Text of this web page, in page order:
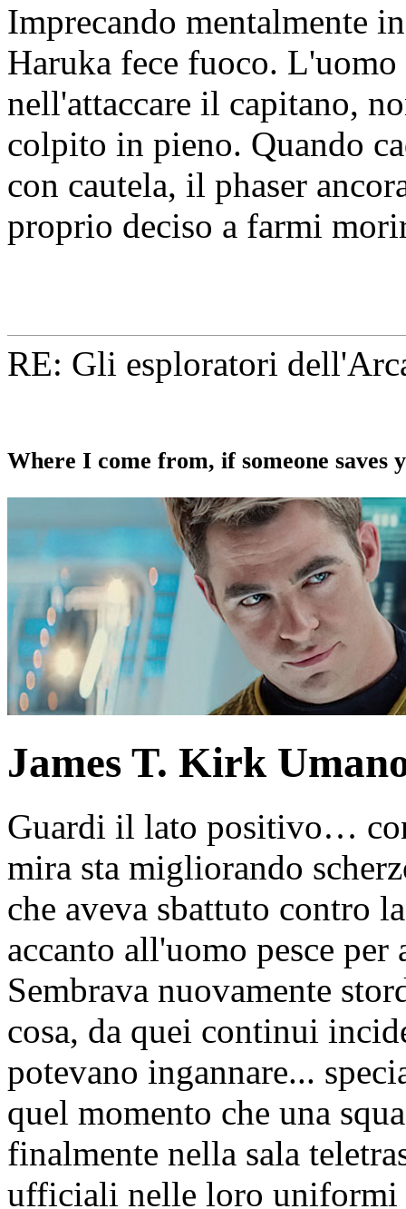
Imprecando mentalmente
Haruka fece fuoco. L'uomo
nell'attaccare il capitano,
colpito in pieno. Quando
con cautela, il phaser
proprio deciso a farmi
RE: Gli esploratori
Where I come from, if someone
James T. Kirk
Guardi il lato positivo…
mira sta migliorando
che aveva sbattuto contro
accanto all'uomo pesce
Sembrava nuovamente
cosa, da quei continui
potevano ingannare...
quel momento che una
finalmente nella sala
ufficiali nelle loro uniformi